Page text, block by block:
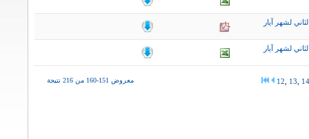
لشهر آيار
لشهر آيار
معروض 151-160 من 216 نتيجة 12 13 14